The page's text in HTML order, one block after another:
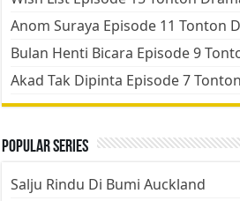
Anom Suraya Episode 11 Tonton
Bulan Henti Bicara Episode 9
Akad Tak Dipinta Episode 7
Popular Series
Salju Rindu Di Bumi Auckland